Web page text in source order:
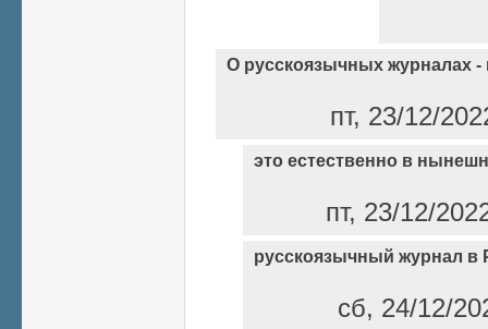
О русскоязычных журналах
пт, 23/12/
это естественно в
пт, 23/12/
русскоязычный журнал в
сб, 24/12/